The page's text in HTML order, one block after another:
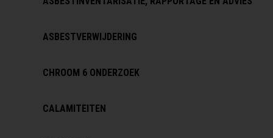
ASBESTVERWIJDERING
CHROOM 6 ONDERZOEK
CALAMITEITEN